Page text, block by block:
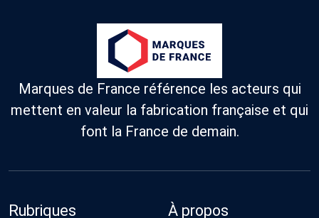
Marques de France référence les acteurs qui
mettent en valeur la fabrication française et qui
font la France de demain.
Rubriques À propos